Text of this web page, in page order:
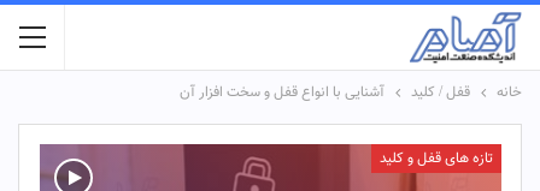
خانه قفل / کلید آشنایی با انواع قفل و سخت افزار آن
تازه های قفل و کلید